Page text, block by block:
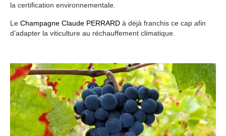
la certification environnementale.
Le Champagne Claude PERRARD à déjà franchis ce cap afin
d’adapter la viticulture au réchauffement climatique.